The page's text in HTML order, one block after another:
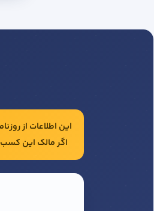
این اطلاعات از
اگر مالک این